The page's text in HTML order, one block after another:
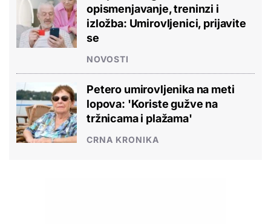
opismenjavanje, treninzi i
izložba: Umirovljenici, prijavite
se
NOVOSTI
Petero umirovljenika na meti
lopova: 'Koriste gužve na
tržnicama i plažama'
CRNA KRONIKA